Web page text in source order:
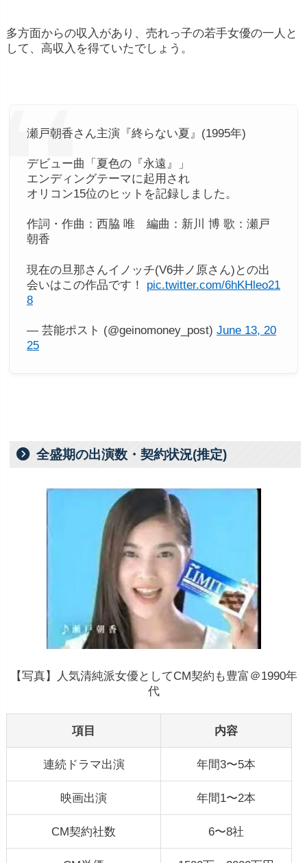
多方面からの収入があり、売れっ子の若手女優の一人と
して、高収入を得ていたでしょう。
瀬戸朝香さん主演『終らない夏』(1995年)
デビュー曲「夏色の『永遠』」
エンディングテーマに起用され
オリコン15位のヒットを記録しました。
作詞・作曲：西脇 唯 編曲：新川 博 歌：瀬戸
朝香
現在の旦那さんイノッチ(V6井ノ原さん)との出
会いはこの作品です！ pic.twitter.com/6hKHleo21
8
— 芸能ポスト (@geinomoney_post) June 13, 20
25
全盛期の出演数・契約状況(推定)
【写真】人気清純派女優としてCM契約も豊富＠1990年
代
項目 内容
連続ドラマ出演 年間3〜5本
映画出演 年間1〜2本
CM契約社数 6〜8社